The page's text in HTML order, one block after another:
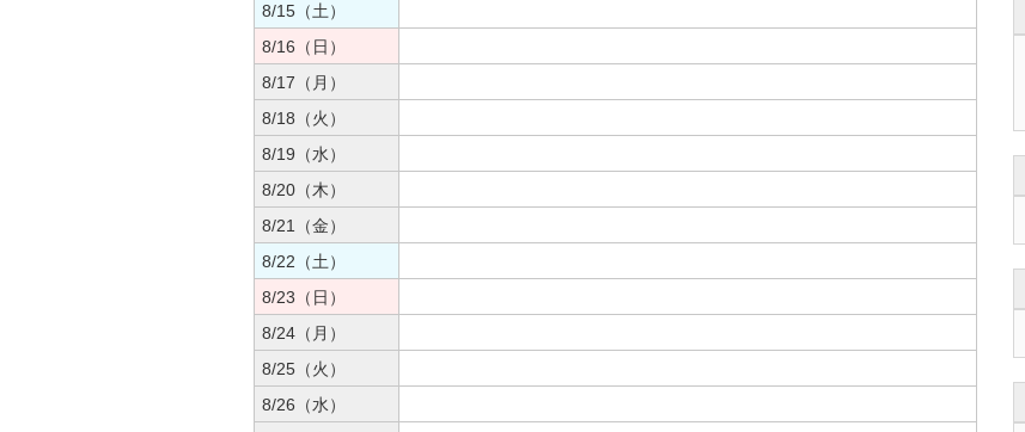
8/15（土）
8/16（日）
8/17（月）
8/18（火）
8/19（水）
8/20（木）
8/21（金）
8/22（土）
8/23（日）
8/24（月）
8/25（火）
8/26（水）